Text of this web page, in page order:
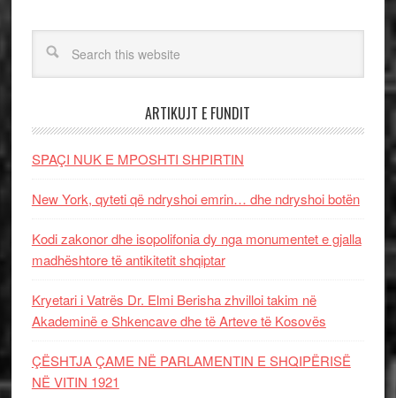
ARTIKUJT E FUNDIT
SPAÇI NUK E MPOSHTI SHPIRTIN
New York, qyteti që ndryshoi emrin… dhe ndryshoi botën
Kodi zakonor dhe isopolifonia dy nga monumentet e gjalla
madhështore të antikitetit shqiptar
Kryetari i Vatrës Dr. Elmi Berisha zhvilloi takim në
Akademinë e Shkencave dhe të Arteve të Kosovës
ÇËSHTJA ÇAME NË PARLAMENTIN E SHQIPËRISË
NË VITIN 1921